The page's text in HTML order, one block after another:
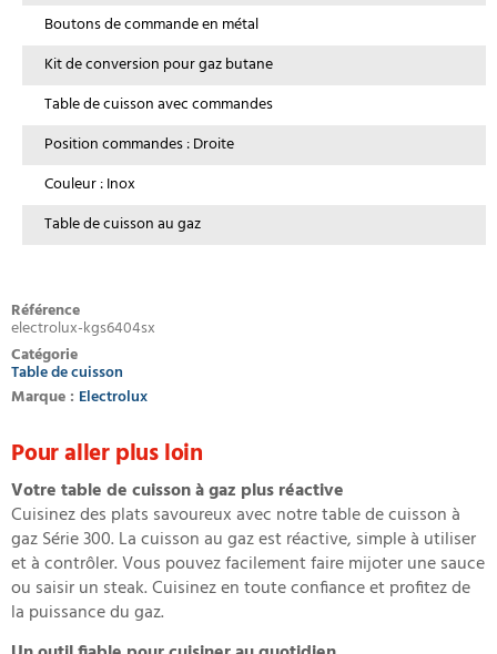
Boutons de commande en métal
Kit de conversion pour gaz butane
Table de cuisson avec commandes
Position commandes : Droite
Couleur : Inox
Table de cuisson au gaz
Référence
electrolux-kgs6404sx
Catégorie
Table de cuisson
Marque : Electrolux
Pour aller plus loin
Votre table de cuisson à gaz plus réactive
Cuisinez des plats savoureux avec notre table de cuisson à
gaz Série 300. La cuisson au gaz est réactive, simple à utiliser
et à contrôler. Vous pouvez facilement faire mijoter une sauce
ou saisir un steak. Cuisinez en toute confiance et profitez de
la puissance du gaz.